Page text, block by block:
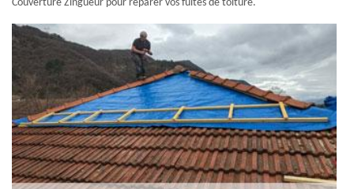
Couverture Zingueur pour réparer vos fuites de toiture.